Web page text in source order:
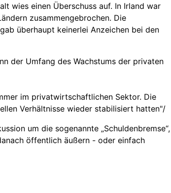
wies einen Überschuss auf. In Irland war
zusammengebrochen. Die
überhaupt keinerlei Anzeichen bei den
der Umfang des Wachstums der privaten
im privatwirtschaftlichen Sektor. Die
Verhältnisse wieder stabilisiert hatten"/
um die sogenannte „Schuldenbremse“,
öffentlich äußern - oder einfach